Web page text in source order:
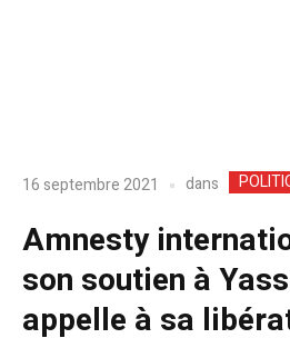
16 septembre 2021 dans
Amnesty
son soutien à
appelle à sa